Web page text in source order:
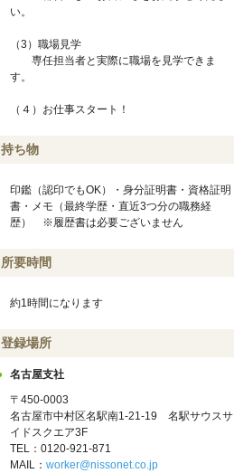
い。
（3）職場見学
専任担当者と実際に職場を見学できま
す。
（４）お仕事スタート！
持ち物
印鑑（認印でもOK）・身分証明書・資格証明
書・メモ（最終学歴・直近3つ分の職務経
歴） ※履歴書は必要ございません
所要時間
約1時間になります
登録場所
名古屋支社
〒450-0003
名古屋市中村区名駅南1-21-19 名駅サウスサ
イドスクエア3F
TEL：0120-921-871
MAIL： worker@nissonet.co.jp